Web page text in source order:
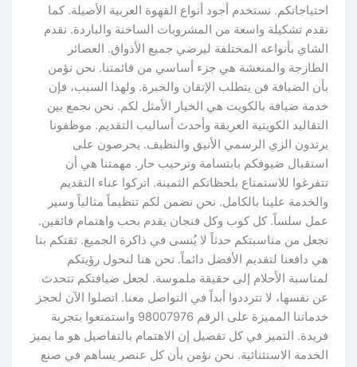
احتياجاتكم. نستخدم أجود أنواع القهوة العربية الأصيلة. كما
نقدم تشكيلة واسعة من المشروبات الساخنة والباردة. نقدم
الشاي بأنواعه المختلفة ليرضي جميع الأذواق. العصائر
الطازجة والمنعشة هي جزء أساسي من قائمتنا. نحن نؤمن
بأن الضيافة فن يتطلب الإتقان والخبرة. ولهذا السبب، فإن
خدمة ضيافة بالكويت هي الخيار الأمثل لكم. نحن نجمع بين
التقاليد الكويتية العريقة وأحدث أساليب التقديم. موظفونا
يرتدون الزي الرسمي الأنيق والنظيف. يحرصون على
استقبال ضيوفكم بابتسامة وترحيب حار. مهمتنا هي أن
تتفرغوا للاستمتاع بلحظاتكم الثمينة. اتركوا عناء التقديم
والخدمة علينا بالكامل. نحن نضمن لكم تنظيماً مثالياً وسير
عمل سلساً. كل كوب وكل فنجان يقدم بحب واهتمام فائقين.
نجعل من مناسبتكم حدثاً لا يُنسى في ذاكرة الجميع. ثقتكم بنا
هي دافعنا لتقديم الأفضل دائماً. نحن هنا لنحول رؤيتكم
لمناسبة الأحلام إلى حقيقة ملموسة. لجعل ضيافتكم تتحدث
عن نفسها، لا تترددوا أبداً في التواصل معنا. اتصلوا الآن لحجز
خدماتنا المميزة على الرقم 98007976 واستمتعوا بتجربة
فريدة. التميز في كل تفصيل إن الاهتمام بالتفاصيل هو ما يميز
الخدمة الاستثنائية. نحن نؤمن بأن كل عنصر يساهم في صنع